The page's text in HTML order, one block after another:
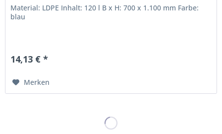
Material: LDPE Inhalt: 120 l B x H: 700 x 1.100 mm Farbe:
blau
14,13 € *
Merken